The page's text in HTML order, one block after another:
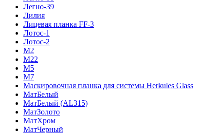
Легно-39
Лилия
Лицевая планка FF-3
Лотос-1
Лотос-2
М2
М22
М5
М7
Маскировочная планка для системы Herkules Glass
МатБелый
МатБелый (AL315)
МатЗолото
МатХром
МатЧерный